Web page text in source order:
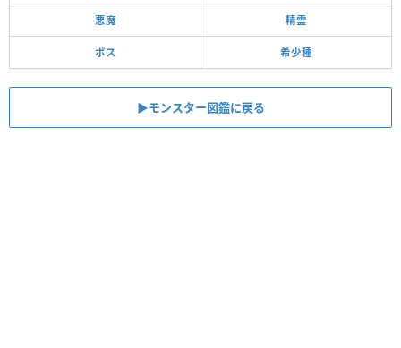
悪魔 精霊
ボス 希少種
▶モンスター図鑑に戻る